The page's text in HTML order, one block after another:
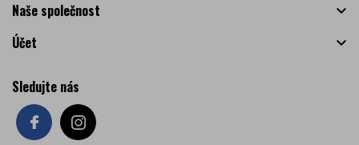
Naše společnost

Účet

Sledujte nás